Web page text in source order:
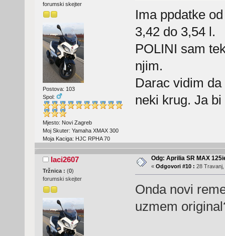
forumski skejter
Postova: 103
Spol:
Mjesto: Novi Zagreb
Moj Skuter: Yamaha XMAX 300
Moja Kaciga: HJC RPHA 70
Ima ppdatke
3,42 do 3,54 l.
POLINI sam
njim.
Darac vidim
neki krug. Ja
laci2607
Tržnica : (0)
forumski skejter
Odg: Aprilia SR MAX
« Odgovori #10 : 28
Onda novi
uzmem